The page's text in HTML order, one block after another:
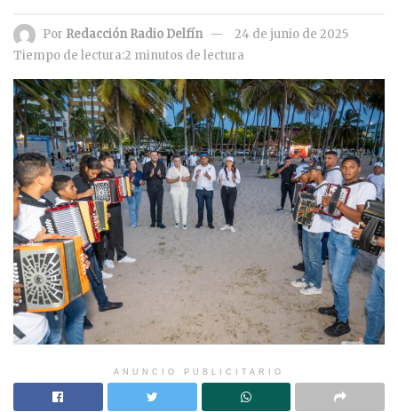
Por Redacción Radio Delfín
24 de junio de 2025
Tiempo de lectura:2 minutos de lectura
ANUNCIO PUBLICITARIO